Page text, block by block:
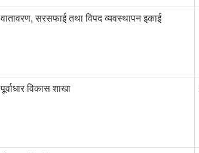
वातावरण, सरसफाई तथा विपद व्यवस्थापन इकाई
पूर्वाधार विकास शाखा